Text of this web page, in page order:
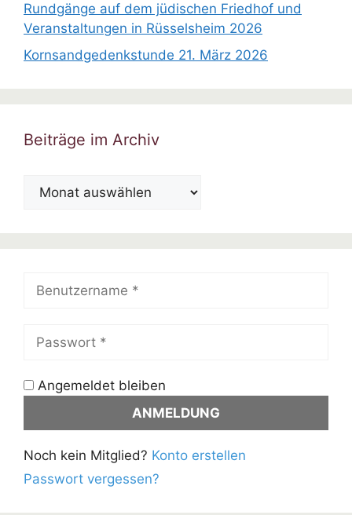
Rundgänge auf dem jüdischen Friedhof und
Veranstaltungen in Rüsselsheim 2026
Kornsandgedenkstunde 21. März 2026
Beiträge im Archiv
Beiträge
Angemeldet bleiben
Noch kein Mitglied? Konto erstellen
Passwort vergessen?